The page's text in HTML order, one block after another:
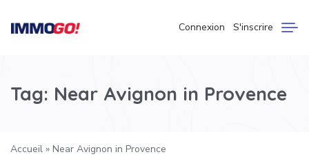
Connexion S'inscrire
Tag: Near Avignon in Provence
Accueil » Near Avignon in Provence